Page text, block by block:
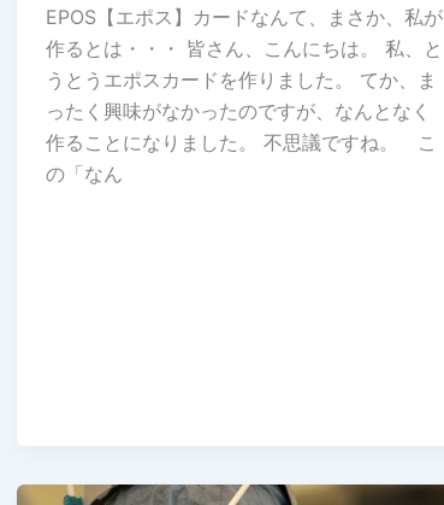
EPOS【エポス】カードなんて、まさか、私が
作るとは・・・ 皆さん、こんにちは。 私、と
うとうエポスカードを作りました。 てか、ま
ったく興味がなかったのですが、なんとなく
作ることになりました。 不思議ですね。 こ
の「なん